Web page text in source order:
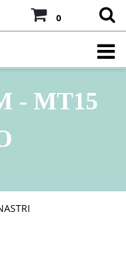
0
- MT15